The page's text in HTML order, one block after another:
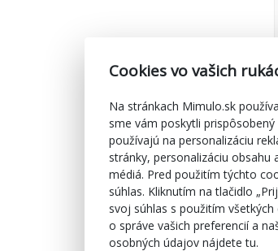
Cookies vo vašich
Na stránkach Mimulo.sk
sme vám poskytli
používajú na personalizáciu
stránky, personalizáciu obsahu
médiá. Pred použitím týchto
súhlas. Kliknutím na tlačidlo
svoj súhlas s použitím
o správe vašich preferencií a
osobných údajov nájdete tu.